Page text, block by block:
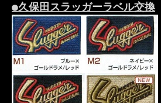
●久保田スラッガーラベル交換